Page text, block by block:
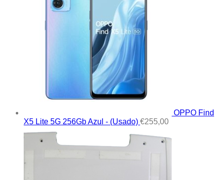
OPPO Find
X5 Lite 5G 256Gb Azul - (Usado) €255,00